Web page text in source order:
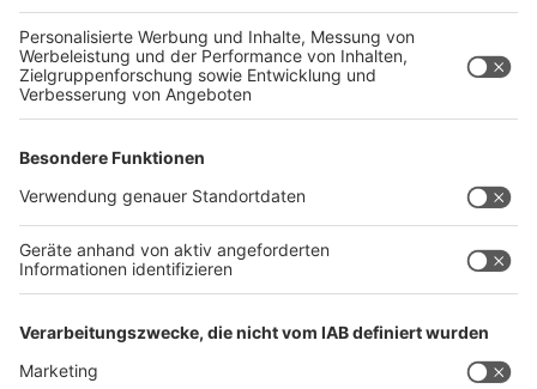
am PC gearbeitet haben, auf diese Desktop-
Anwendung warten."
Ganz ohne App oder Client lässt sich die ePA nur
passiv nutzen. Heißt laut VZ: Man kann keine Daten
einsehen, hochladen und verwalten. Wer etwa die
das über die zuständige Ombudsstelle seiner
Krankenkasse tun. Allerdings können Versicherte auch
eine Vertrauensperson als Vertretung benennen, die
auf ihrem Endgerät die ePA-App einrichten kann.
dpa